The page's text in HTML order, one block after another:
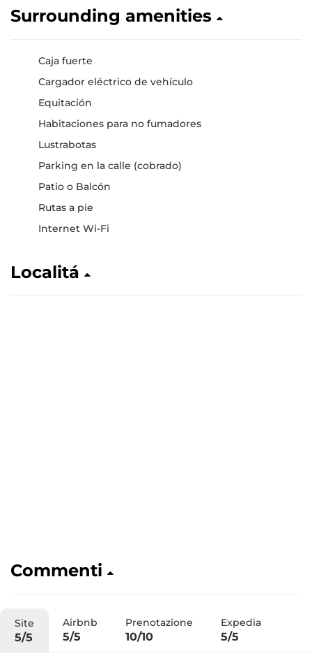
Surrounding amenities
Caja fuerte
Cargador eléctrico de vehículo
Equitación
Habitaciones para no fumadores
Lustrabotas
Parking en la calle (cobrado)
Patio o Balcón
Rutas a pie
Internet Wi-Fi
Localitá
Commenti
Site
5/5
Airbnb
5/5
Prenotazione
10/10
Expedia
5/5